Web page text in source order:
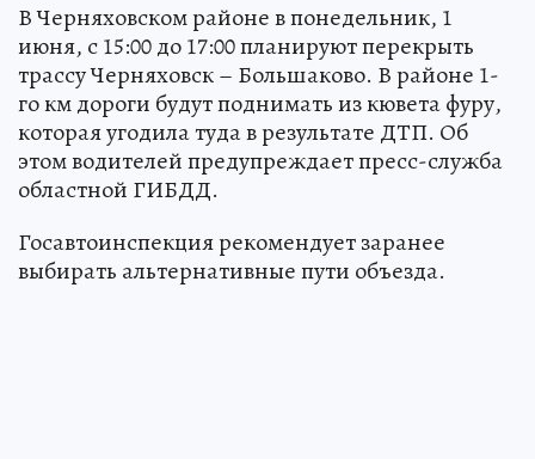
В Черняховском районе в понедельник, 1
июня, с 15:00 до 17:00 планируют перекрыть
трассу Черняховск – Большаково. В районе 1-
го км дороги будут поднимать из кювета фуру,
которая угодила туда в результате ДТП. Об
этом водителей предупреждает пресс-служба
областной ГИБДД.
Госавтоинспекция рекомендует заранее
выбирать альтернативные пути объезда.